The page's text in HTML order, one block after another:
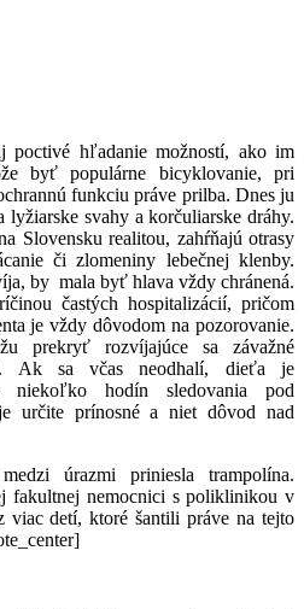
poctivé hľadanie možností, ako im
byť populárne bicyklovanie, pri
funkciu práve prilba. Dnes ju
lyžiarske svahy a korčuliarske dráhy.
Slovensku realitou, zahŕňajú otrasy
či zlomeniny lebečnej klenby.
by mala byť hlava vždy chránená.
častých hospitalizácií, pričom
je vždy dôvodom na pozorovanie.
prekryť rozvíjajúce sa závažné
Ak sa včas neodhalí, dieťa je
hodín sledovania pod
určite prínosné a niet dôvod nad
úrazmi priniesla trampolína.
fakultnej nemocnici s poliklinikou v
viac detí, ktoré šantili práve na tejto